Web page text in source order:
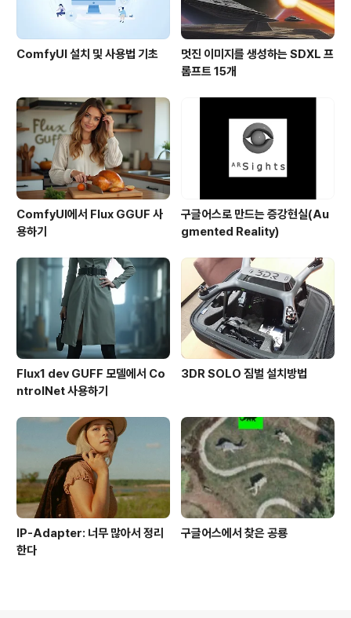
ComfyUI 설치 및 사용법 기초
멋진 이미지를 생성하는 SDXL 프
롬프트 15개
ComfyUI에서 Flux GGUF 사
용하기
구글어스로 만드는 증강현실(Au
gmented Reality)
Flux1 dev GUFF 모델에서 Co
ntrolNet 사용하기
3DR SOLO 짐벌 설치방법
IP-Adapter: 너무 많아서 정리
한다
구글어스에서 찾은 공룡